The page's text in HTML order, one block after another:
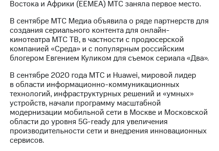
Востока и Африки (EEMEA) МТС заняла первое место.
В сентябре МТС Медиа объявила о ряде партнерств для
создания сериального контента для онлайн-
кинотеатра МТС ТВ, в частности с продюсерской
компанией «Среда» и с популярным российским
блогером Евгением Куликом для съемок сериала «Два».
В сентябре 2020 года МТС и Huawei, мировой лидер
в области информационно-коммуникационных
технологий, инфраструктурных решений и «умных»
устройств, начали программу масштабной
модернизации мобильной сети в Москве и Московской
области до уровня 5G-ready для увеличения
производительности сети и внедрения инновационных
сервисов.